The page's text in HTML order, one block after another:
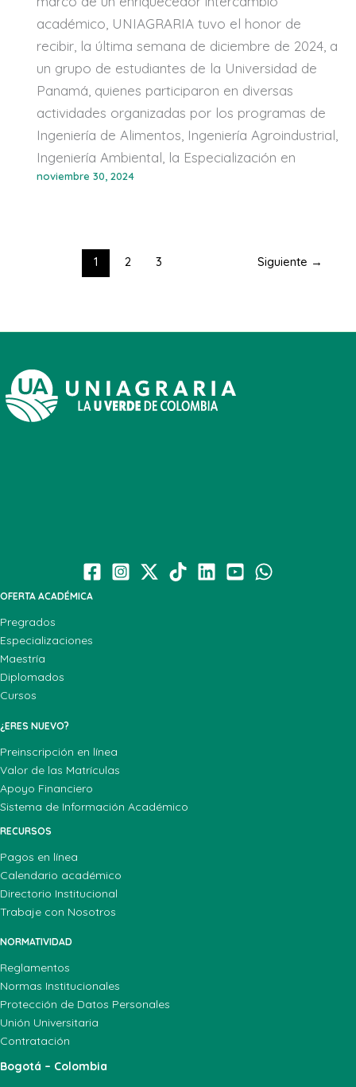
académico, UNIAGRARIA tuvo el honor de
recibir, la última semana de diciembre de 2024, a
un grupo de estudiantes de la Universidad de
Panamá, quienes participaron en diversas
actividades organizadas por los programas de
Ingeniería de Alimentos, Ingeniería Agroindustrial,
Ingeniería Ambiental, la Especialización en
noviembre 30, 2024
1 2 3 Siguiente →
OFERTA ACADÉMICA
Pregrados
Especializaciones
Maestría
Diplomados
Cursos
¿ERES NUEVO?
Preinscripción en línea
Valor de las Matrículas
Apoyo Financiero
Sistema de Información Académico
RECURSOS
Pagos en línea
Calendario académico
Directorio Institucional
Trabaje con Nosotros
NORMATIVIDAD
Reglamentos
Normas Institucionales
Protección de Datos Personales
Unión Universitaria
Contratación
Bogotá – Colombia